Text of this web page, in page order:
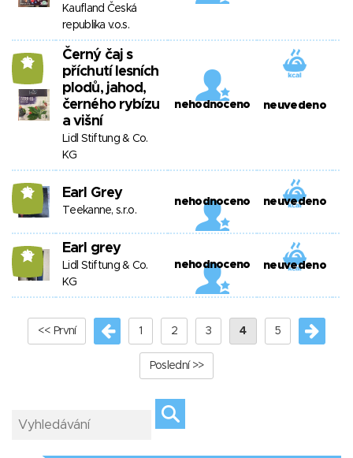
Kaufland Česká
republika v.o.s.
12
Černý čaj s
příchutí lesních
plodů, jahod,
černého rybízu
a višní
Lidl Stiftung & Co.
KG
nehodnoceno neuvedeno
12 Earl Grey
Teekanne, s.r.o.
nehodnoceno neuvedeno
12 Earl grey
Lidl Stiftung & Co.
KG
nehodnoceno neuvedeno
<< První 1 2 3 4 5
Poslední >>